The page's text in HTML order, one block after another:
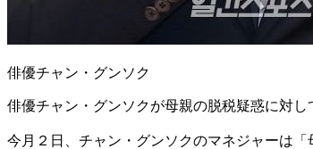
俳優チャン・グンソク
俳優チャン・グンソクが母親の脱税疑惑に対
今月２日、チャン・グンソクのマネジャーは